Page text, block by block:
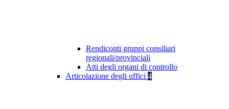
Rendiconti gruppi consiliari
regionali/provinciali
Atti degli organi di controllo
Articolazione degli uffici 4